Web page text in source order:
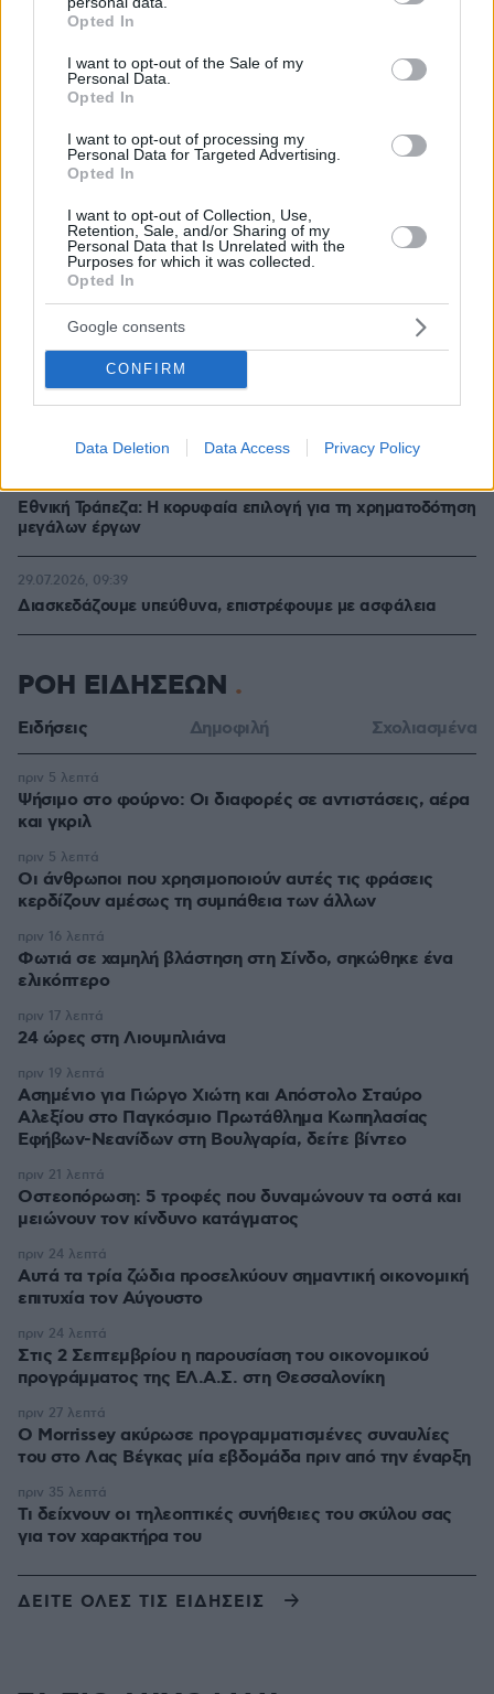
grant or deny consent to Google and its third-party tags to
use your data for below specified purposes in below Google
consent section.
Opted In
I want to opt-out of the Sale of my
Personal Data.
Opted In
I want to opt-out of processing my
Personal Data for Targeted Advertising.
Opted In
I want to opt-out of Collection, Use,
Retention, Sale, and/or Sharing of my
Personal Data that Is Unrelated with the
Purposes for which it was collected.
Opted In
Google consents
CONFIRM
Data Deletion Data Access Privacy Policy
Κάτι αλλάζει στον χάρτη της πανεπιστημιακής εκπαίδευσης
03.08.2026, 11:06
Εθνική Τράπεζα: Η κορυφαία επιλογή για τη χρηματοδότηση
μεγάλων έργων
Διασκεδάζουμε υπεύθυνα, επιστρέφουμε με ασφάλεια
29.07.2026, 09:39
ΡΟΗ ΕΙΔΗΣΕΩΝ
Ειδήσεις Δημοφιλή Σχολιασμένα
Ψήσιμο στο φούρνο: Οι διαφορές σε αντιστάσεις, αέρα
και γκριλ
πριν 5 λεπτά
Οι άνθρωποι που χρησιμοποιούν αυτές τις φράσεις
κερδίζουν αμέσως τη συμπάθεια των άλλων
πριν 5 λεπτά
Φωτιά σε χαμηλή βλάστηση στη Σίνδο, σηκώθηκε ένα
ελικόπτερο
πριν 16 λεπτά
24 ώρες στη Λιουμπλιάνα
πριν 17 λεπτά
Ασημένιο για Γιώργο Χιώτη και Απόστολο Σταύρο
Αλεξίου στο Παγκόσμιο Πρωτάθλημα Κωπηλασίας
Εφήβων-Νεανίδων στη Βουλγαρία, δείτε βίντεο
πριν 19 λεπτά
Οστεοπόρωση: 5 τροφές που δυναμώνουν τα οστά και
μειώνουν τον κίνδυνο κατάγματος
πριν 21 λεπτά
Αυτά τα τρία ζώδια προσελκύουν σημαντική οικονομική
επιτυχία τον Αύγουστο
πριν 24 λεπτά
Στις 2 Σεπτεμβρίου η παρουσίαση του οικονομικού
προγράμματος της ΕΛ.Α.Σ. στη Θεσσαλονίκη
πριν 24 λεπτά
Ο Morrissey ακύρωσε προγραμματισμένες συναυλίες
του στο Λας Βέγκας μία εβδομάδα πριν από την έναρξη
πριν 27 λεπτά
Τι δείχνουν οι τηλεοπτικές συνήθειες του σκύλου σας
για τον χαρακτήρα του
πριν 35 λεπτά
ΔΕΙΤΕ ΟΛΕΣ ΤΙΣ ΕΙΔΗΣΕΙΣ